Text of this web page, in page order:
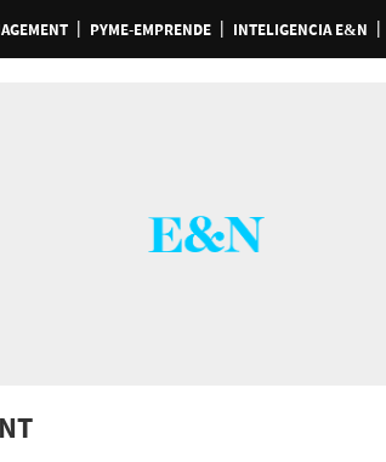
PYME-EMPRENDE INTELIGENCIA E&N